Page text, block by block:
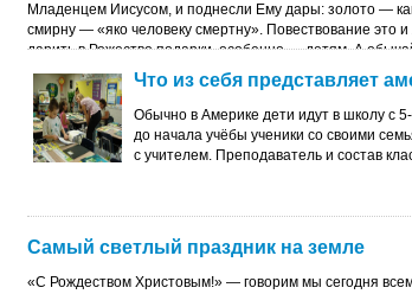
Младенцем Иисусом, и поднесли Ему дары: золото —
смирну — «яко человеку смертну». Повествование это и
дарить в Рожество подарки, особенно — детям. А
накануне Рождества «до первой звезды» живет в
о Вифлеемской звезде, возвестившей волхвам, а
Христа.
Что из себя представляет
Обычно в Америке дети идут в школу с
до начала учёбы ученики со своими
с учителем. Преподаватель и состав
Самый светлый праздник на земле
«С Рождеством Христовым!» — говорим мы сегодня